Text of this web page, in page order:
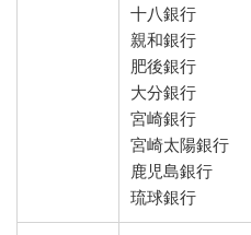
十八銀行
親和銀行
肥後銀行
大分銀行
宮崎銀行
宮崎太陽銀行
鹿児島銀行
琉球銀行